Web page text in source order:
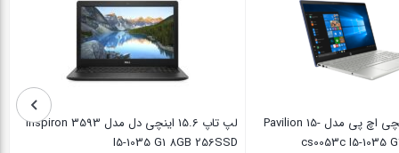
لپ تاپ 15.6 اینچی اچ پی مدل Pavilion 15-
cs0053c I5-1035
لپ تاپ 15.6 اینچی دل مدل inspiron 3593
I5-1035 G1 8GB 256SSD